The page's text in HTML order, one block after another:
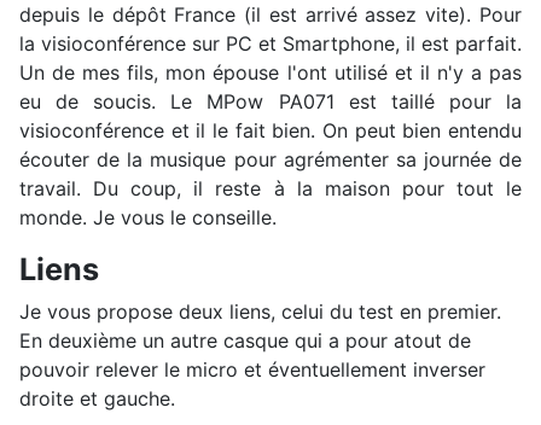
depuis le dépôt France (il est arrivé assez vite). Pour
la visioconférence sur PC et Smartphone, il est parfait.
Un de mes fils, mon épouse l'ont utilisé et il n'y a pas
eu de soucis. Le MPow PA071 est taillé pour la
visioconférence et il le fait bien. On peut bien entendu
écouter de la musique pour agrémenter sa journée de
travail. Du coup, il reste à la maison pour tout le
monde. Je vous le conseille.
Liens
Je vous propose deux liens, celui du test en premier.
En deuxième un autre casque qui a pour atout de
pouvoir relever le micro et éventuellement inverser
droite et gauche.